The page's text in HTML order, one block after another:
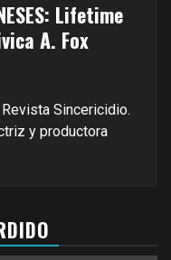
Lifetime
A. Fox
Sincericidio.
y productora